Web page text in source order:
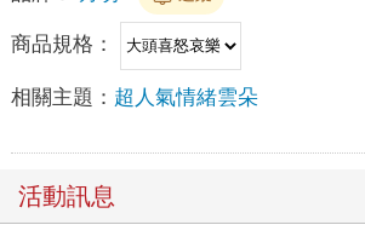
商品規格：
相關主題： 超人氣情緒雲朵
活動訊息